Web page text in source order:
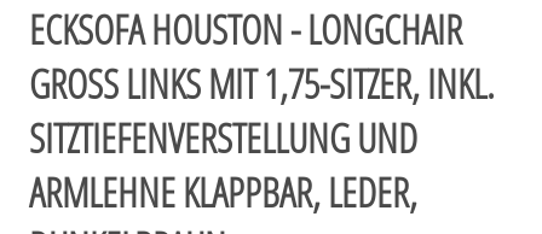
ECKSOFA HOUSTON - LONGCHAIR
GROSS LINKS MIT 1,75-SITZER, INKL. S
ITZTIEFENVERSTELLUNG UND A
RMLEHNE KLAPPBAR, LEDER, D